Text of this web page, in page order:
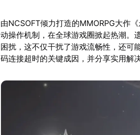
由NCSOFT倾力打造的MMORPG大作
动操作机制，在全球游戏圈掀起热潮。
困扰，这不仅干扰了游戏流畅性，还可
码连接超时的关键成因，并分享实用解决